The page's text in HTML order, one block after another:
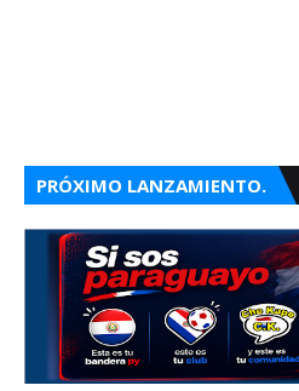
PRÓXIMO LANZAMIENTO.